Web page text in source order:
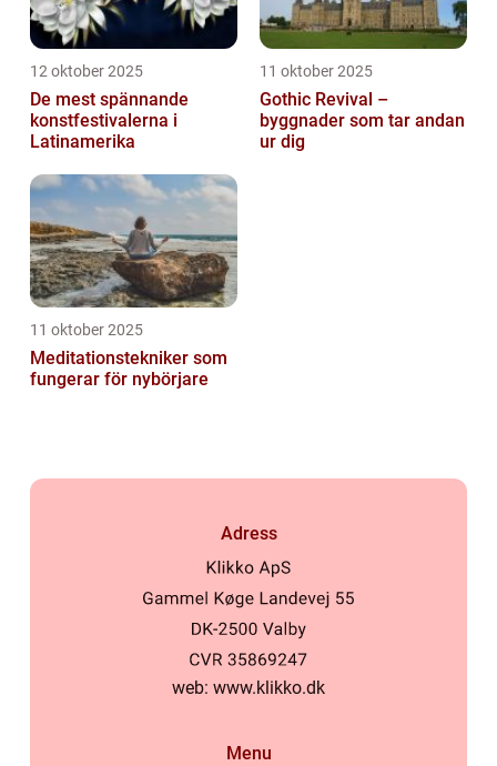
12 oktober 2025
De mest spännande
konstfestivalerna i
Latinamerika
11 oktober 2025
Gothic Revival –
byggnader som tar andan
ur dig
11 oktober 2025
Meditationstekniker som
fungerar för nybörjare
Adress
web: www.klikko.dk
Menu